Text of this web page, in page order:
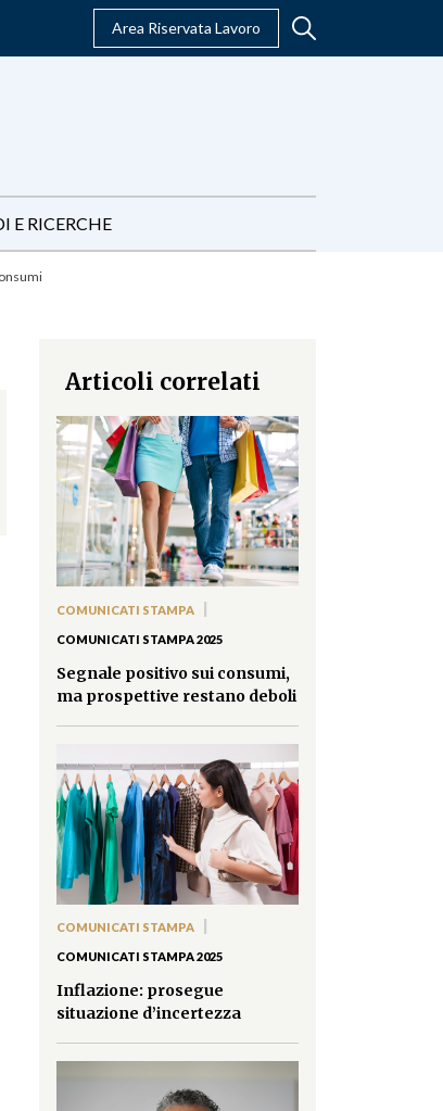
Area Riservata Lavoro
E RICERCHE
Articoli correlati
COMUNICATI STAMPA
COMUNICATI STAMPA 2025
Segnale positivo sui consumi,
ma prospettive restano deboli
COMUNICATI STAMPA
COMUNICATI STAMPA 2025
Inflazione: prosegue
situazione d’incertezza